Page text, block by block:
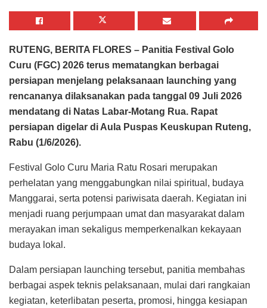
RUTENG, BERITA FLORES – Panitia Festival Golo
Curu (FGC) 2026 terus mematangkan berbagai
persiapan menjelang pelaksanaan launching yang
rencananya dilaksanakan pada tanggal 09 Juli 2026
mendatang di Natas Labar-Motang Rua. Rapat
persiapan digelar di Aula Puspas Keuskupan Ruteng,
Rabu (1/6/2026).
Festival Golo Curu Maria Ratu Rosari merupakan
perhelatan yang menggabungkan nilai spiritual, budaya
Manggarai, serta potensi pariwisata daerah. Kegiatan ini
menjadi ruang perjumpaan umat dan masyarakat dalam
merayakan iman sekaligus memperkenalkan kekayaan
budaya lokal.
Dalam persiapan launching tersebut, panitia membahas
berbagai aspek teknis pelaksanaan, mulai dari rangkaian
kegiatan, keterlibatan peserta, promosi, hingga kesiapan